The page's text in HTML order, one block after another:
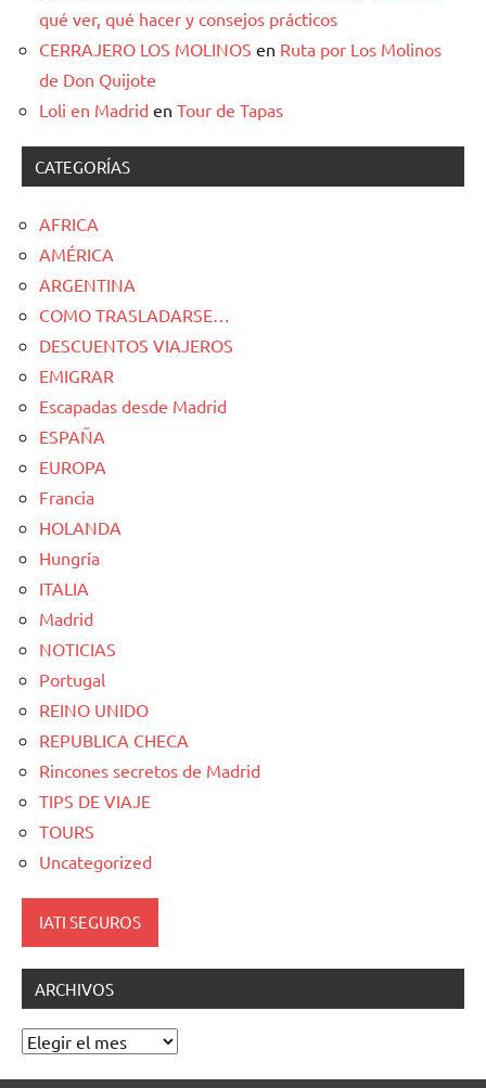
qué ver, qué hacer y consejos prácticos
CERRAJERO LOS MOLINOS en Ruta por Los Molinos
de Don Quijote
Loli en Madrid en Tour de Tapas
CATEGORÍAS
AFRICA
AMÉRICA
ARGENTINA
COMO TRASLADARSE…
DESCUENTOS VIAJEROS
EMIGRAR
Escapadas desde Madrid
ESPAÑA
EUROPA
Francia
HOLANDA
Hungría
ITALIA
Madrid
NOTICIAS
Portugal
REINO UNIDO
REPUBLICA CHECA
Rincones secretos de Madrid
TIPS DE VIAJE
TOURS
Uncategorized
IATI SEGUROS
ARCHIVOS
Archivos